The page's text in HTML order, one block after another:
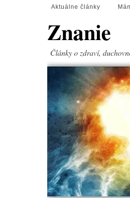
Aktuálne články
Znanie
Články o zdraví,